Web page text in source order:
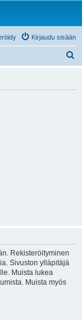
Kirjaudu sisään
Rekisteröityminen
Sivuston ylläpitäjä
Muista lukea
Muista myös